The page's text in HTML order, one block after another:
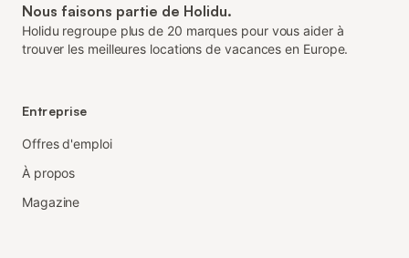
Nous faisons partie de Holidu.
Holidu regroupe plus de 20 marques pour vous aider à
trouver les meilleures locations de vacances en Europe.
Entreprise
Offres d'emploi
À propos
Magazine